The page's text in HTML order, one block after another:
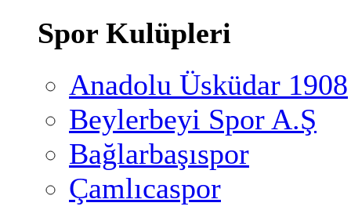
Spor Kulüpleri
Anadolu Üsküdar 1908
Beylerbeyi Spor A.Ş
Bağlarbaşıspor
Çamlıcaspor